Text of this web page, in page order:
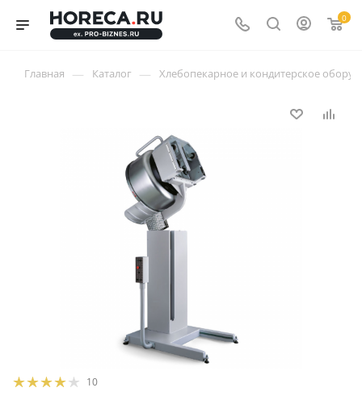
0
Главная — Каталог — Хлебопекарное и кондитерское
10